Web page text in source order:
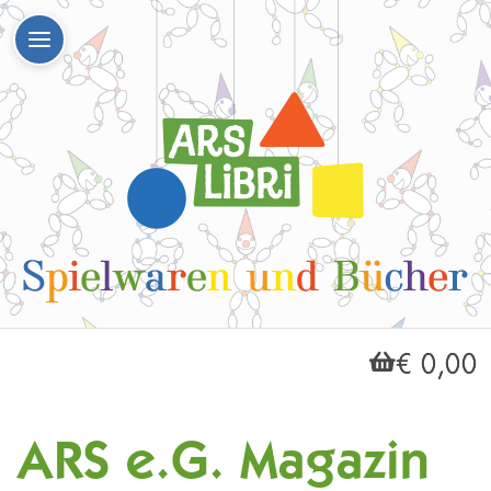
€ 0,00
ARS e.G. Magazin